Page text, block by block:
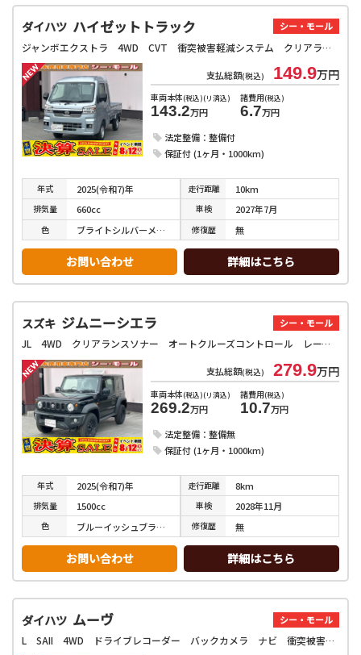
ダイハツ ハイゼットトラック シー・モール
ジャンボエクストラ 4WD CVT 衝突被害軽減システム クリアランスソナー スマートキー アイドリングストップ 電動格納ミラー オートライト ESC エアコン パワーステアリング
支払総額(税込) 149.9万円
車両本体(税込)(リ済込)
143.2万円
諸費用(税込)
6.7万円
法定整備：整備付
保証付 (1ヶ月・1000km)
年式 2025(令和7)年 走行距離 10km
排気量 660cc 車検 2027年7月
色 ブライトシルバーメタリック 修復歴 無
お問い合わせ 詳細はこちら
スズキ ジムニーシエラ シー・モール
JL 4WD クリアランスソナー オートクルーズコントロール レーンアシスト 衝突被害軽減システム オートライト アルミホイール スマートキー アイドリングストップ 電動格納ミラー シートヒーター AT
支払総額(税込) 279.9万円
車両本体(税込)(リ済込)
269.2万円
諸費用(税込)
10.7万円
法定整備：整備無
保証付 (1ヶ月・1000km)
年式 2025(令和7)年 走行距離 8km
排気量 1500cc 車検 2028年11月
色 ブルーイッシュブラックパール３ 修復歴 無
お問い合わせ 詳細はこちら
ダイハツ ムーヴ シー・モール
L SAII 4WD ドライブレコーダー バックカメラ ナビ 衝突被害軽減システム キーレスエントリー アイドリングストップ 電動格納ミラー ベンチシート CVT 盗難防止システム ABS ESC